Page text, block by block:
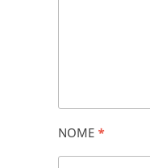
NOME *